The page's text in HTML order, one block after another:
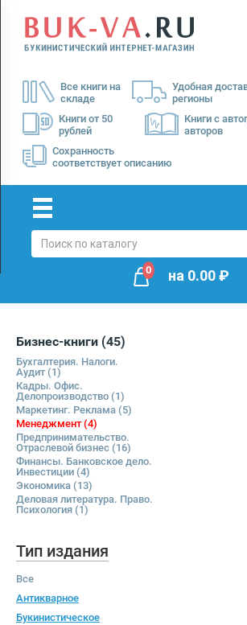
Все книги на
складе
Удобная
регионы
Книги от 50
рублей
Книги с
авторов
Сохранность
соответствует описанию
Menu
Доставка
Оплата
0 на 0.00₽
Бизнес-книги (45)
Бухгалтерия. Налоги.
Аудит(1)
Кадры. Офис.
Делопроизводство (1)
Маркетинг. Реклама (5)
Менеджмент(4)
Предпринимательство.
Отраслевой бизнес (16)
Финансы. Банковское дело.
Инвестиции (4)
Экономика (13)
Деловая литература. Право.
Психология (1)
Тип издания
Все
Антикварное
Букинистическое